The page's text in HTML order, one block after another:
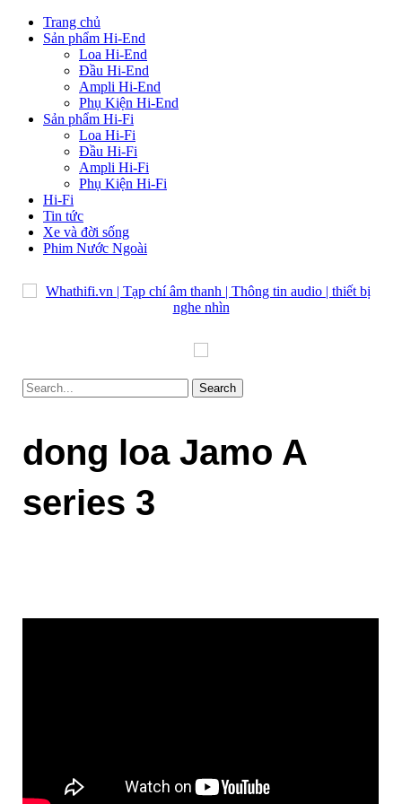
Trang chủ
Sản phẩm Hi-End
Loa Hi-End
Đầu Hi-End
Ampli Hi-End
Phụ Kiện Hi-End
Sản phẩm Hi-Fi
Loa Hi-Fi
Đầu Hi-Fi
Ampli Hi-Fi
Phụ Kiện Hi-Fi
Hi-Fi
Tin tức
Xe và đời sống
Phim Nước Ngoài
dong loa Jamo A
series 3